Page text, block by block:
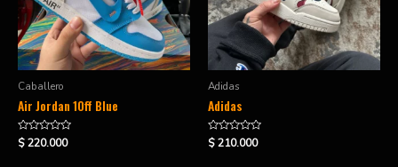
Caballero
Air Jordan 1Off Blue
Valorado
en
$220.000
Adidas
Adidas
Valorado
en
$210.000